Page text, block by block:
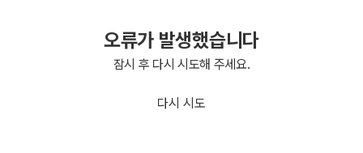
오류가 발생했습니다
잠시 후 다시 시도해 주세요.
다시 시도